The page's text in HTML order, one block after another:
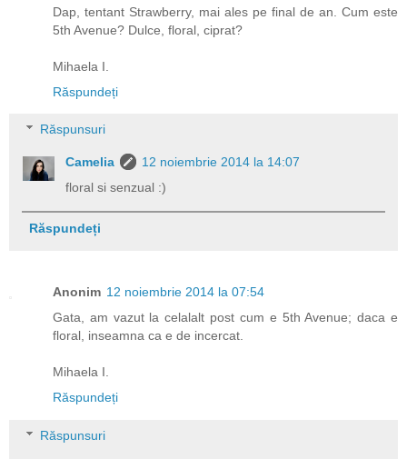
Dap, tentant Strawberry, mai ales pe final de an. Cum este
5th Avenue? Dulce, floral, ciprat?
Mihaela I.
Răspundeți
Răspunsuri
Camelia
12 noiembrie 2014 la 14:07
floral si senzual :)
Răspundeți
Anonim 12 noiembrie 2014 la 07:54
Gata, am vazut la celalalt post cum e 5th Avenue; daca e
floral, inseamna ca e de incercat.
Mihaela I.
Răspundeți
Răspunsuri